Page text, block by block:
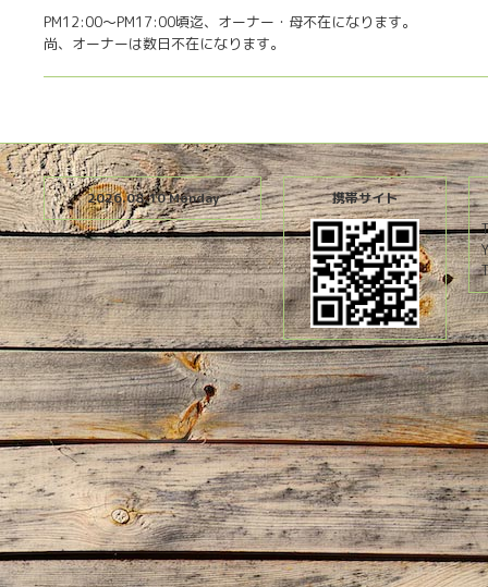
PM12:00〜PM17:00頃迄、オーナー・母不在になります。
尚、オーナーは数日不在になります。
2026.08.10 Monday 携帯サイト